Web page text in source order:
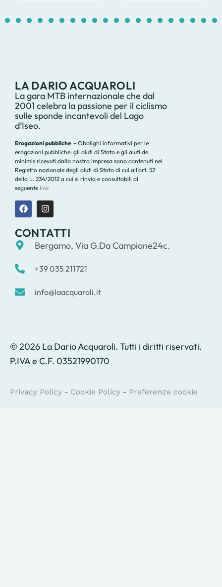
1 2 3 4 5 6 7 8 9 10 11 12 13 14
LA DARIO ACQUAROLI
La gara MTB internazionale che dal
2001 celebra la passione per il ciclismo
sulle sponde incantevoli del Lago
d’Iseo.
Erogazioni pubbliche –Obblighi informativi per le
erogazioni pubbliche: gli aiuti di Stato e gli aiuti de
minimis ricevuti dalla nostra impresa sono contenuti nel
Registro nazionale degli aiuti di Stato di cui all’art. 52
della L. 234/2012 a cui si rinvia e consultabili al
seguente link
CONTATTI
Bergamo, Via G.Da Campione24c.
+39 035 211721
info@laacquaroli.it
© 2026 La Dario Acquaroli. Tutti i diritti riservati.
P.IVA e C.F. 03521990170
Privacy Policy - Cookie Policy - Preferenze cookie